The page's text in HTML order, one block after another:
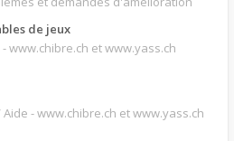
tables de jeux
www.chibre.ch et www.yass.ch
- www.chibre.ch et www.yass.ch